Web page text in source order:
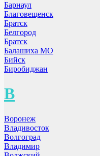
Барнаул
Благовещенск
Братск
Белгород
Братск
Балашиха МО
Бийск
Биробиджан
В
Воронеж
Владивосток
Волгоград
Владимир